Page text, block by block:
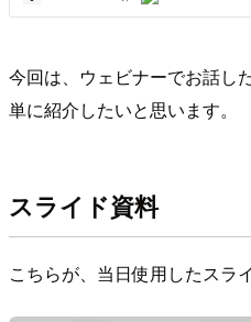
今回は、ウェビナーでお話し
単に紹介したいと思います。
スライド資料
こちらが、当日使用したスラ